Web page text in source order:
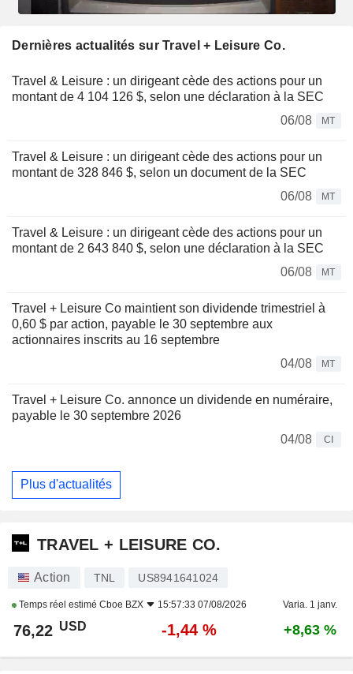
Dernières actualités sur Travel + Leisure Co.
Travel & Leisure : un dirigeant cède des actions pour un
montant de 4 104 126 $, selon une déclaration à la SEC
06/08
MT
Travel & Leisure : un dirigeant cède des actions pour un
montant de 328 846 $, selon un document de la SEC
06/08
MT
Travel & Leisure : un dirigeant cède des actions pour un
montant de 2 643 840 $, selon une déclaration à la SEC
06/08
MT
Travel + Leisure Co maintient son dividende trimestriel à
0,60 $ par action, payable le 30 septembre aux
actionnaires inscrits au 16 septembre
04/08
MT
Travel + Leisure Co. annonce un dividende en numéraire,
payable le 30 septembre 2026
04/08
CI
Plus d'actualités
TRAVEL + LEISURE CO.
Action TNL US8941641024
Temps réel estimé Cboe BZX 15:57:33 07/08/2026 Varia. 1 janv.
76,22 USD -1,44 % +8,63 %